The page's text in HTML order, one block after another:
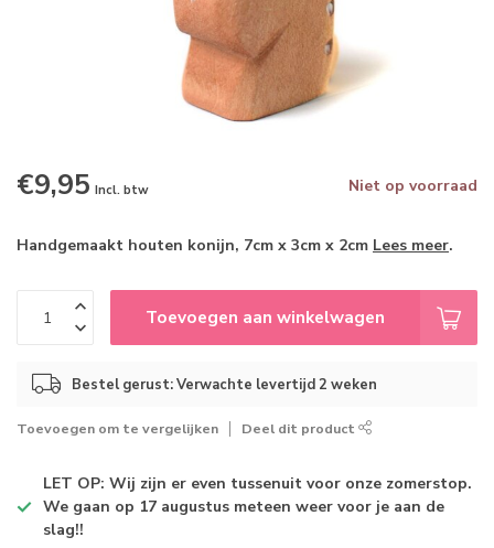
€9,95 Incl. btw Niet op voorraad
Handgemaakt houten konijn, 7cm x 3cm x 2cm Lees meer.
Toevoegen aan winkelwagen
Bestel gerust: Verwachte levertijd 2 weken
Toevoegen om te vergelijken Deel dit product
LET OP: Wij zijn er even tussenuit voor onze zomerstop.
We gaan op 17 augustus meteen weer voor je aan de
slag!!